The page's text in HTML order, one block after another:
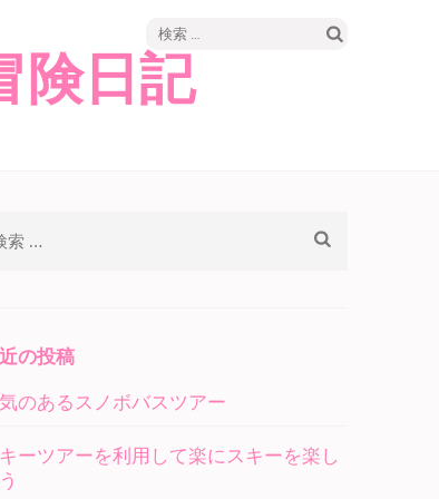
検
険日記
の投稿
のあるスノボバスツアー
ーツアーを利用して楽にスキーを楽し